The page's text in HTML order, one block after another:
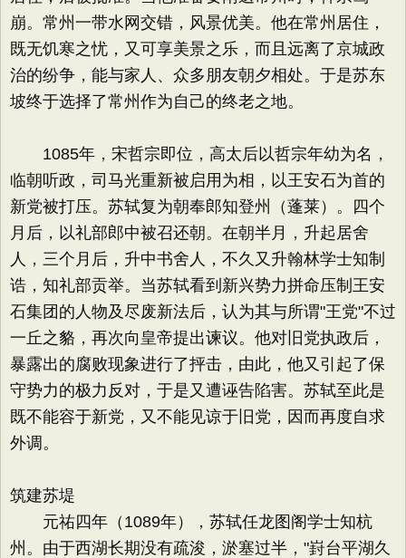
崩。常州一带水网交错，风景优美。他在常州居住，
既无饥寒之忧，又可享美景之乐，而且远离了京城政
治的纷争，能与家人、众多朋友朝夕相处。于是苏东
坡终于选择了常州作为自己的终老之地。
1085年，宋哲宗即位，高太后以哲宗年幼为名，
临朝听政，司马光重新被启用为相，以王安石为首的
新党被打压。苏轼复为朝奉郎知登州（蓬莱）。四个
月后，以礼部郎中被召还朝。在朝半月，升起居舍
人，三个月后，升中书舍人，不久又升翰林学士知制
诰，知礼部贡举。当苏轼看到新兴势力拼命压制王安
石集团的人物及尽废新法后，认为其与所谓"王党"不过
一丘之貉，再次向皇帝提出谏议。他对旧党执政后，
暴露出的腐败现象进行了抨击，由此，他又引起了保
守势力的极力反对，于是又遭诬告陷害。苏轼至此是
既不能容于新党，又不能见谅于旧党，因而再度自求
外调。
筑建苏堤
元祐四年（1089年），苏轼任龙图阁学士知杭
州。由于西湖长期没有疏浚，淤塞过半，"崶台平湖久